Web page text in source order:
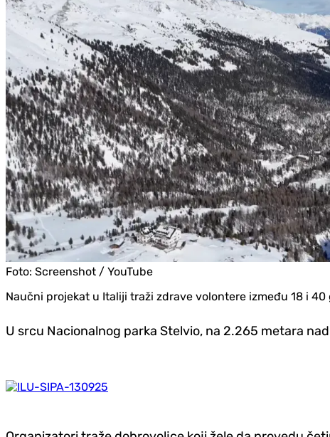
Foto: Screenshot / YouTube
Naučni projekat u Italiji traži zdrave volontere između 18 i
U srcu Nacionalnog parka Stelvio, na 2.265 metara